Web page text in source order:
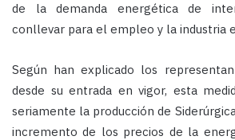
de la demanda energética de
conllevar para el empleo y la industria
Según han explicado los
desde su entrada en vigor, esta
seriamente la producción de
incremento de los precios de la